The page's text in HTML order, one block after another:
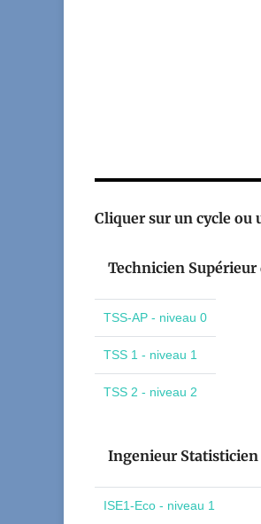
Cliquer sur un cycle ou
Technicien Supérieur
TSS-AP - niveau 0
TSS 1 - niveau 1
TSS 2 - niveau 2
Ingenieur Statisticien
ISE1-Eco - niveau 1